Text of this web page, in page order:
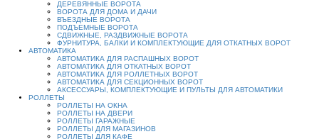
ДЕРЕВЯННЫЕ ВОРОТА
ВОРОТА ДЛЯ ДОМА И ДАЧИ
ВЪЕЗДНЫЕ ВОРОТА
ПОДЪЕМНЫЕ ВОРОТА
СДВИЖНЫЕ, РАЗДВИЖНЫЕ ВОРОТА
ФУРНИТУРА, БАЛКИ И КОМПЛЕКТУЮЩИЕ ДЛЯ ОТКАТНЫХ ВОРОТ
АВТОМАТИКА
АВТОМАТИКА ДЛЯ РАСПАШНЫХ ВОРОТ
АВТОМАТИКА ДЛЯ ОТКАТНЫХ ВОРОТ
АВТОМАТИКА ДЛЯ РОЛЛЕТНЫХ ВОРОТ
АВТОМАТИКА ДЛЯ СЕКЦИОННЫХ ВОРОТ
АКСЕССУАРЫ, КОМПЛЕКТУЮЩИЕ И ПУЛЬТЫ ДЛЯ АВТОМАТИКИ
РОЛЛЕТЫ
РОЛЛЕТЫ НА ОКНА
РОЛЛЕТЫ НА ДВЕРИ
РОЛЛЕТЫ ГАРАЖНЫЕ
РОЛЛЕТЫ ДЛЯ МАГАЗИНОВ
РОЛЛЕТЫ ДЛЯ КАФЕ